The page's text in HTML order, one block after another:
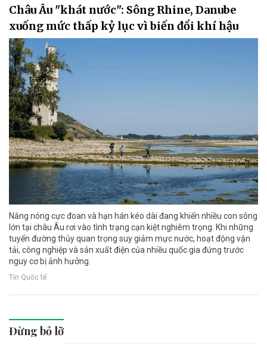
Châu Âu "khát nước": Sông Rhine, Danube
xuống mức thấp kỷ lục vì biến đổi khí hậu
Nắng nóng cực đoan và hạn hán kéo dài đang khiến nhiều con sông
lớn tại châu Âu rơi vào tình trạng cạn kiệt nghiêm trọng. Khi những
tuyến đường thủy quan trọng suy giảm mực nước, hoạt động vận
tải, công nghiệp và sản xuất điện của nhiều quốc gia đứng trước
nguy cơ bị ảnh hưởng.
Tin Quốc tế
Đừng bỏ lỡ